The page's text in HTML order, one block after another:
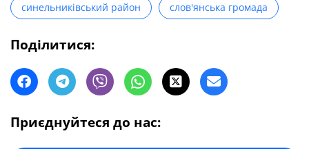
синельниківський район слов'янська громада
Поділитися:
Приєднуйтеся до нас: